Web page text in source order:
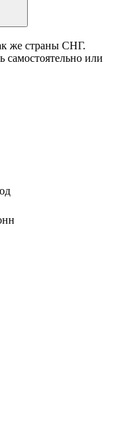
же страны СНГ.
самостоятельно или